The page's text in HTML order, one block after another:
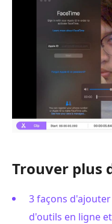
Trouver plus
3 façons
d'outils en ligne